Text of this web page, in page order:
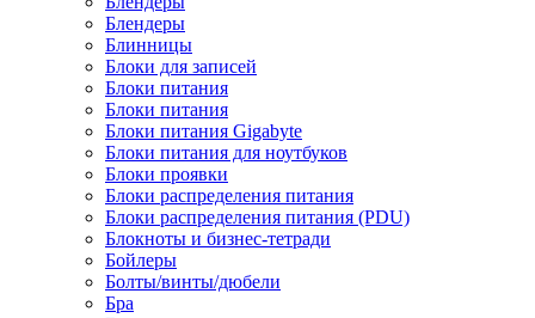
Блендеры
Блинницы
Блоки для записей
Блоки питания
Блоки питания
Блоки питания Gigabyte
Блоки питания для ноутбуков
Блоки проявки
Блоки распределения питания
Блоки распределения питания (PDU)
Блокноты и бизнес-тетради
Бойлеры
Болты/винты/дюбели
Бра